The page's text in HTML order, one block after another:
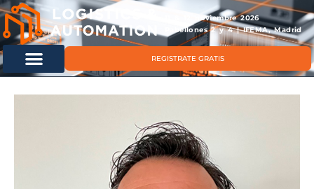
11 & 12 noviembre 2026
Pabellones 2 y 4 | IFEMA, Madrid
REGISTRATE GRATIS